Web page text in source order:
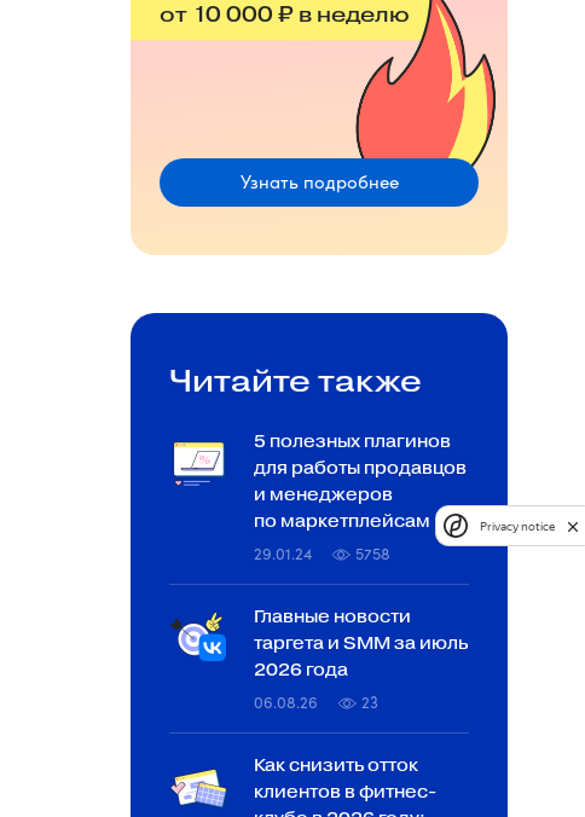
от 10 000 ₽ в неделю
Узнать подробнее
Читайте также
5 полезных плагинов
для работы продавцов
и менеджеров
по маркетплейсам
29.01.24 5758
Главные новости
таргета и SMM за июль
2026 года
06.08.26 23
Как снизить отток
клиентов в фитнес-
Privacy notice